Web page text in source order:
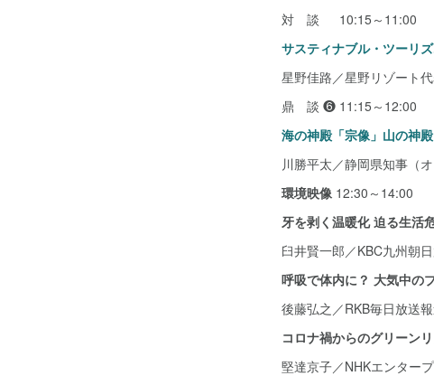
対 談 10:15～11:00
サスティナブル・ツーリ
星野佳路／星野リゾート
鼎 談 ❻ 11:15～12:00
海の神殿「宗像」山の神殿
川勝平太／静岡県知事（
環境映像 12:30～14:00
牙を剥く温暖化 迫る生活
臼井賢一郎／KBC九州朝
呼吸で体内に？ 大気中の
後藤弘之／RKB毎日放送
コロナ禍からのグリーン
堅達京子／NHKエンター